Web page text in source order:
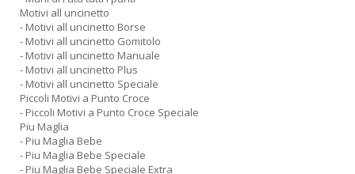
Motivi all uncinetto
- Motivi all uncinetto Borse
- Motivi all uncinetto Gomitolo
- Motivi all uncinetto Manuale
- Motivi all uncinetto Plus
- Motivi all uncinetto Speciale
Piccoli Motivi a Punto Croce
- Piccoli Motivi a Punto Croce Speciale
Piu Maglia
- Piu Maglia Bebe
- Piu Maglia Bebe Speciale
- Piu Maglia Bebe Speciale Extra